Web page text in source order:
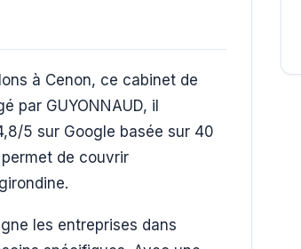
à Cenon, ce cabinet de
par GUYONNAUD, il
5 sur Google basée sur 40
de couvrir
les entreprises dans